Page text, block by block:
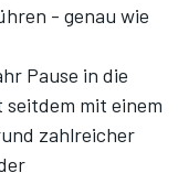
- genau wie
Pause in die
mit einem
zahlreicher